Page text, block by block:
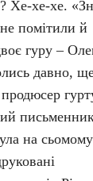
Хе-хе-хе.
помітили й
гуру –
давно,
продюсер
на